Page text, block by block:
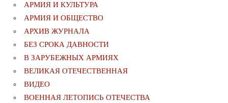
АРМИЯ И КУЛЬТУРА
АРМИЯ И ОБЩЕСТВО
АРХИВ ЖУРНАЛА
БЕЗ СРОКА ДАВНОСТИ
В ЗАРУБЕЖНЫХ АРМИЯХ
ВЕЛИКАЯ ОТЕЧЕСТВЕННАЯ
ВИДЕО
ВОЕННАЯ ЛЕТОПИСЬ ОТЕЧЕСТВА